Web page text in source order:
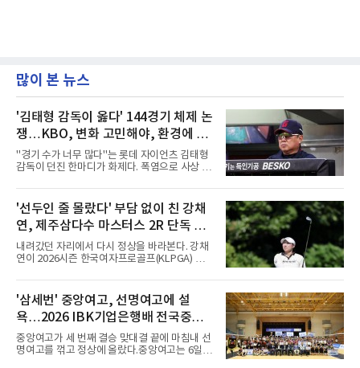
많이 본 뉴스
'김태형 감독이 옳다' 144경기 체제 논
쟁…KBO, 변화 고민해야, 환경에 맞
는 경기 수가 바람직
"경기 수가 너무 많다"는 롯데 자이언츠 김태형
감독이 던진 한마디가 화제다. 폭염으로 사상 초
독은 단순히 더위를 이야기하지 않았다. 우천,
폭염, 부상 등 변수가 늘어나는 현실에서 현재
팀당 144경기 체제가 과연 지속 가능한지 질문
을 던졌다.물론 144경기가 세계적으로 특별히
많은 숫자는 아니다. 메이저리그는 팀당 162경
기, 일본프로야구도 143~144경기를 치른다. 숫
자만 놓고 보면 KBO가 유난히 혹사 구조라고 말
비교하기 어려울 정도로 폭염이 길어지고 강해
지고 있다. 여기에 장마, 이
'선두인 줄 몰랐다' 부담 없이 친 강채
연, 제주삼다수 마스터스 2R 단독 선
두
내려갔던 자리에서 다시 정상을 바라본다. 강채
연이 2026시즌 한국여자프로골프(KLPGA) 투어
억 원, 우승상금 1억8000만 원) 2라운드에서 단
독 선두로 도약했다.강채연은 7일 제주도 서귀
포의 테디밸리 골프앤리조트(파72)에서 열린 2
라운드에서 버디 5개와 보기 1개를 묶어 4언더
파 68타를 쳤다. 중간합계 9언더파 135타로 전
날 공동 4위에서 선두로 올라섰다. 공동 2위 그
룹(8언더파 136타)과는 한 타 차다.이 대회는 그
'삼세번' 중앙여고, 선명여고에 설
욕…2026 IBK기업은행배 전국중고
배구대회 우승
중앙여고가 세 번째 결승 맞대결 끝에 마침내 선
명여고를 꺾고 정상에 올랐다.중앙여고는 6일